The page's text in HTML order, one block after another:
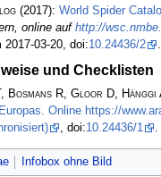
(2017): World Spider
online auf http://
2017-03-20, doi:10.24436/2 .
und Checklisten
Bosmans R, Gloor D,
Online https://
, doi:10.24436/1 .
Infobox ohne Bild